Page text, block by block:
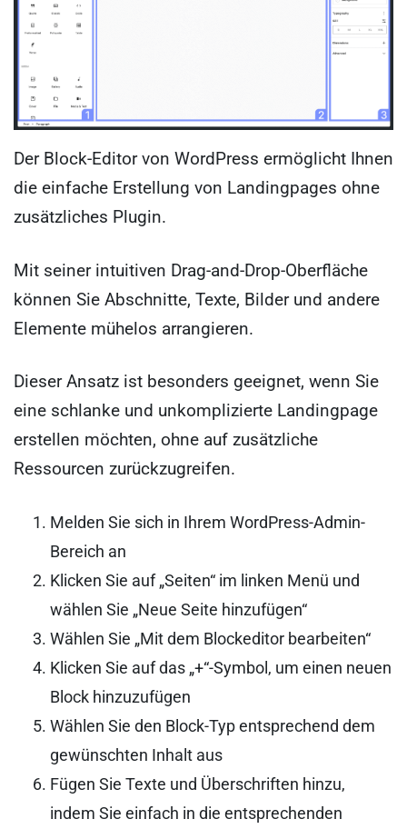
Der Block-Editor von WordPress ermöglicht Ihnen
die einfache Erstellung von Landingpages ohne
zusätzliches Plugin.
Mit seiner intuitiven Drag-and-Drop-Oberfläche
können Sie Abschnitte, Texte, Bilder und andere
Elemente mühelos arrangieren.
Dieser Ansatz ist besonders geeignet, wenn Sie
eine schlanke und unkomplizierte Landingpage
erstellen möchten, ohne auf zusätzliche
Ressourcen zurückzugreifen.
Melden Sie sich in Ihrem WordPress-Admin-
Bereich an
Klicken Sie auf „Seiten“ im linken Menü und
wählen Sie „Neue Seite hinzufügen“
Wählen Sie „Mit dem Blockeditor bearbeiten“
Klicken Sie auf das „+“-Symbol, um einen neuen
Block hinzuzufügen
Wählen Sie den Block-Typ entsprechend dem
gewünschten Inhalt aus
Fügen Sie Texte und Überschriften hinzu,
indem Sie einfach in die entsprechenden